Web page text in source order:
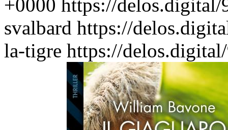
+0000 https://delos.digital/
svalbard https://
la-tigre https://